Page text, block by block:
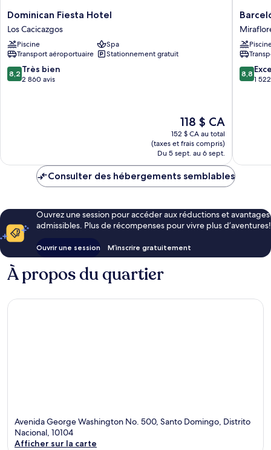
Dominican
Fiesta
Hotel
Los
Cacicazgos
Dominican Fiesta Hotel
Los Cacicazgos
Piscine
Spa
Transport aéroportuaire
Stationnement gratuit
8.2
sur
8,2 Très bien
2 860 avis
Le
prix
est
de
118 $ CA
118 $ CA
152 $ CA au total
(taxes et frais compris)
Du 5 sept. au 6 sept.
Barceló
Santo
8.8
sur
8,8
1
Consulter des hébergements semblables
Ouvrez une session pour accéder aux réductions et avantages
admissibles. Plus de récompenses pour vivre plus d’aventures!
Ouvrir une session M’inscrire gratuitement
À propos du quartier
Avenida George Washington No. 500, Santo Domingo, Distrito
Nacional, 10104
Afficher sur la carte